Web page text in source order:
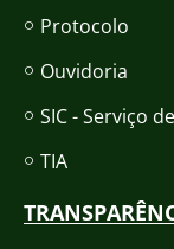
Protocolo
Ouvidoria
SIC - Serviço
TIA